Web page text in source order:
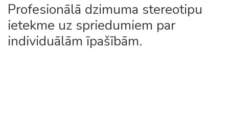
Profesionālā dzimuma stereotipu
ietekme uz spriedumiem par
individuālām īpašībām.